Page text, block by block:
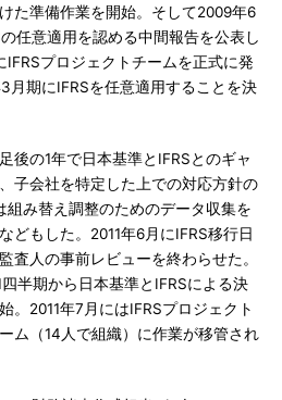
た準備作業を開始。そして2009年6
任意適用を認める中間報告を公表し
プロジェクトチームを正式に発
月期にIFRSを任意適用することを決
後の1年で日本基準とIFRSとのギャ
子会社を特定した上での対応方針の
み替え調整のためのデータ収集を
どもした。2011年6月にIFRS移行日
査人の事前レビューを終わらせた。
半期から日本基準とIFRSによる決
。2011年7月にはIFRSプロジェクト
ム（14人で組織）に作業が移管され